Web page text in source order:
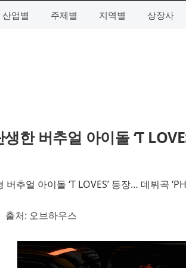
산업별 주제별 지역별 상장사
한 버추얼 아이돌 ‘T
버추얼 아이돌 ‘T LOVES’ 등장… 데뷔곡
출처: 오브하우스